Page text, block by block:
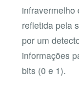
infravermelho
refletida pela
por um
informações
bits (0 e 1).